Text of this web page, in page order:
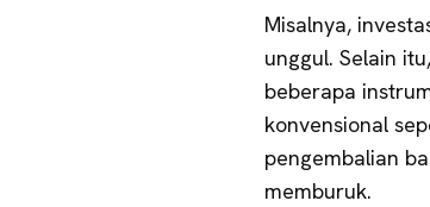
Misalnya,
unggul. Selain
beberapa
konvensional
pengembalian
memburuk.